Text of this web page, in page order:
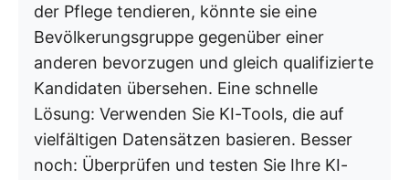
der Pflege tendieren, könnte sie eine
Bevölkerungsgruppe gegenüber einer
anderen bevorzugen und gleich qualifizierte
Kandidaten übersehen. Eine schnelle
Lösung: Verwenden Sie KI-Tools, die auf
vielfältigen Datensätzen basieren. Besser
noch: Überprüfen und testen Sie Ihre KI-